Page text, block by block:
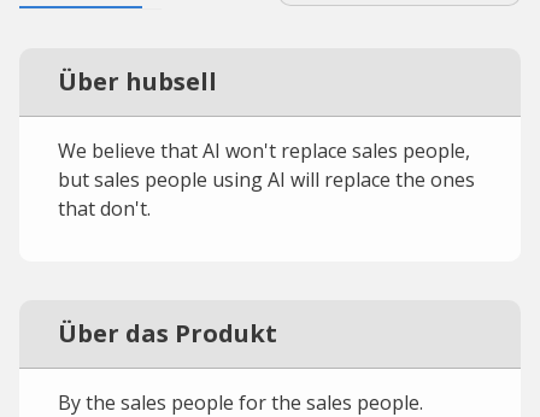
Über hubsell
We believe that AI won't replace sales people,
but sales people using AI will replace the ones
that don't.
Über das Produkt
By the sales people for the sales people.